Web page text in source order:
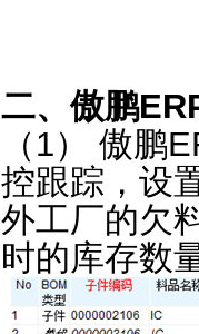
二、傲鹏
（1） 傲鹏
控跟踪，设
外工厂的欠
时的库存数